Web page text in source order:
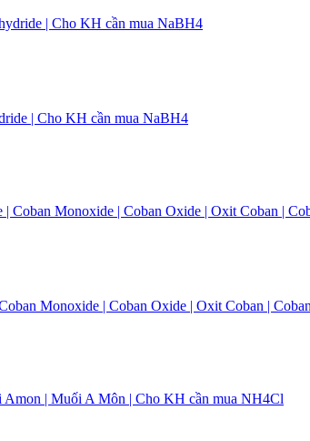
| Cho KH cần mua NaBH4
Monoxide | Coban Oxide | Oxit Coban |